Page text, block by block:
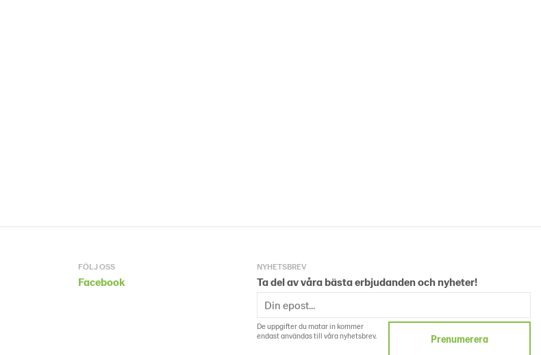
FÖLJ OSS
Facebook
NYHETSBREV
Ta del av våra bästa erbjudanden och nyheter!
De uppgifter du matar in kommer
endast användas till våra nyhetsbrev.
Prenumerera